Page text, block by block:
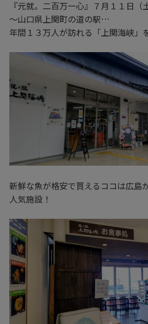
『元就。二百万一心』７月１１日（
～山口県上関町の道の駅…
年間１３万人が訪れる「上関海峡」
新鮮な魚が格安で買えるココは広島
人気施設！